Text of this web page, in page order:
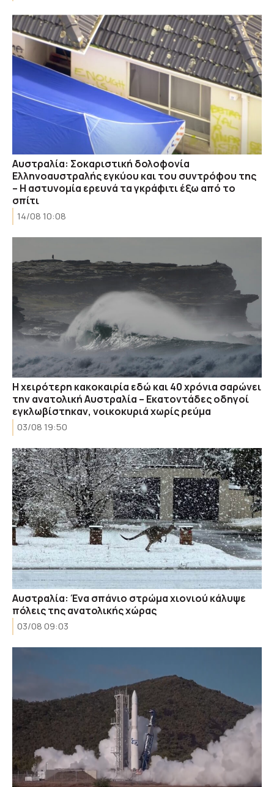
Αυστραλία: Σοκαριστική δολοφονία
Ελληνοαυστραλής εγκύου και του συντρόφου της
– Η αστυνομία ερευνά τα γκράφιτι έξω από το
σπίτι
14/08 10:08
Η χειρότερη κακοκαιρία εδώ και 40 χρόνια σαρώνει
την ανατολική Αυστραλία – Εκατοντάδες οδηγοί
εγκλωβίστηκαν, νοικοκυριά χωρίς ρεύμα
03/08 19:50
Αυστραλία: Ένα σπάνιο στρώμα χιονιού κάλυψε
πόλεις της ανατολικής χώρας
03/08 09:03